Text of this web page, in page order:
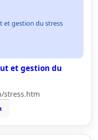
gestion du stress
et gestion du
stress.htm